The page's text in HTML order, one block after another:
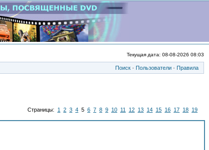
Текущая дата: 08-08-2026 08:03
Поиск · Пользователи · Правила
Страницы: 1 2 3 4 5 6 7 8 9 10 11 12 13 14 15 16 17 18 19